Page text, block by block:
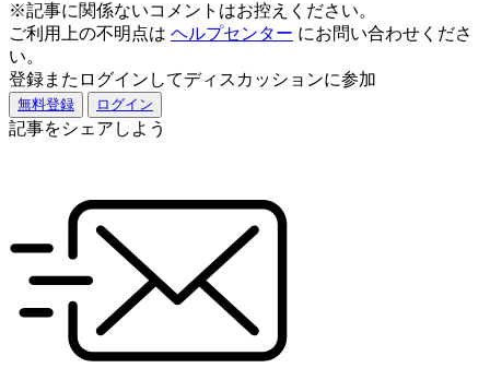
※記事に関係ないコメントはお控えください。
ご利用上の不明点は ヘルプセンター にお問い合わせくださ
い。
登録またログインしてディスカッションに参加
無料登録 ログイン
記事をシェアしよう